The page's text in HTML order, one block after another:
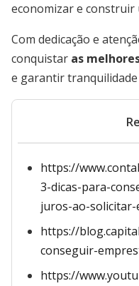
economizar e construir
Com dedicação e
conquistar as
e garantir
https://
3-dicas-para-
juros-ao-
https://
conseguir-
https://